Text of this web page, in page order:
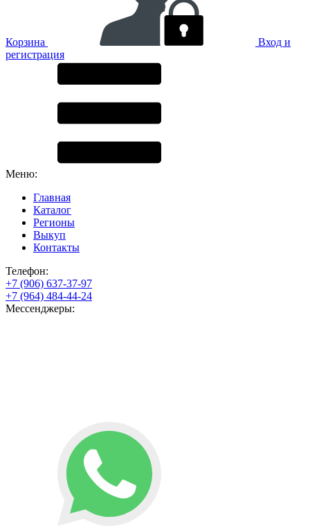
Корзина
Вход и
регистрация
Меню:
Главная
Каталог
Регионы
Выкуп
Контакты
Телефон:
+7 (906) 637-37-97
+7 (964) 484-44-24
Мессенджеры: